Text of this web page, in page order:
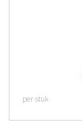
per stuk